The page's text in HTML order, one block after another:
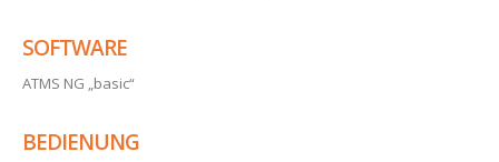
SOFTWARE
ATMS NG „basic“
BEDIENUNG